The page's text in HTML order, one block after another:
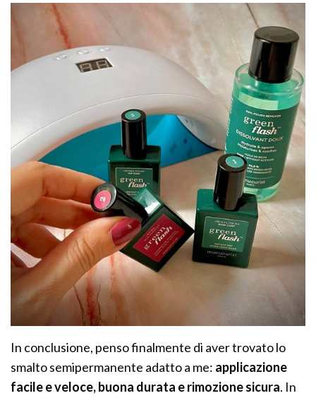
In conclusione, penso finalmente di aver trovato lo
smalto semipermanente adatto a me: applicazione
facile e veloce, buona durata e rimozione sicura. In